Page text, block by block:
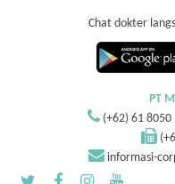
Chat dokter
PT
(+62) 61
informasi-